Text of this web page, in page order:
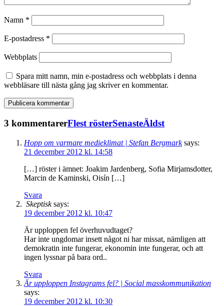
Namn *
E-postadress *
Webbplats
Spara mitt namn, min e-postadress och webbplats i denna
webbläsare till nästa gång jag skriver en kommentar.
3 kommentarerFlest rösterSenasteÄldst
Hopp om varmare medieklimat | Stefan Bergmark says:
21 december 2012 kl. 14:58
[…] röster i ämnet: Joakim Jardenberg, Sofia Mirjamsdotter,
Marcin de Kaminski, Oisín […]
Svara
Skeptisk says:
19 december 2012 kl. 10:47
Är upploppen fel överhuvudtaget?
Har inte ungdomar insett något ni har missat, nämligen att
demokratin inte fungerar, ekonomin inte fungerar, och att
ingen lyssnar på bara ord..
Svara
Är upploppen Instagrams fel? | Social masskommunikation
says:
19 december 2012 kl. 10:30